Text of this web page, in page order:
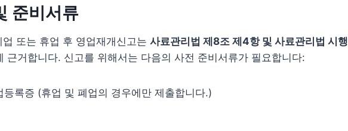
준비서류
업 또는 휴업 후 영업재개신고는 사료관리법 제8조 제4항 및 사료관리법 시행
근거합니다. 신고를 위해서는 다음의 사전 준비서류가 필요합니다:
록증 (휴업 및 폐업의 경우에만 제출합니다.)